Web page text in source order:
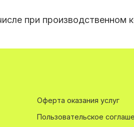
при производственном
Оферта оказания услуг
Пользовательское